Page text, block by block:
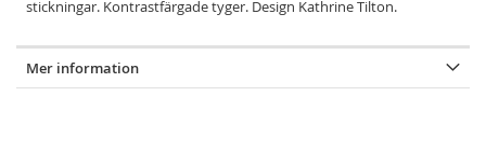
stickningar. Kontrastfärgade tyger. Design Kathrine Tilton.
Mer information